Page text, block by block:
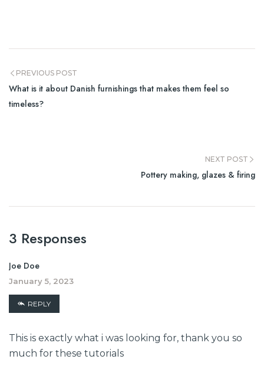
PREVIOUS POST
What is it about Danish furnishings that makes them feel so
timeless?
NEXT POST
Pottery making, glazes & firing
3 Responses
Joe Doe
January 5, 2023
REPLY
This is exactly what i was looking for, thank you so
much for these tutorials